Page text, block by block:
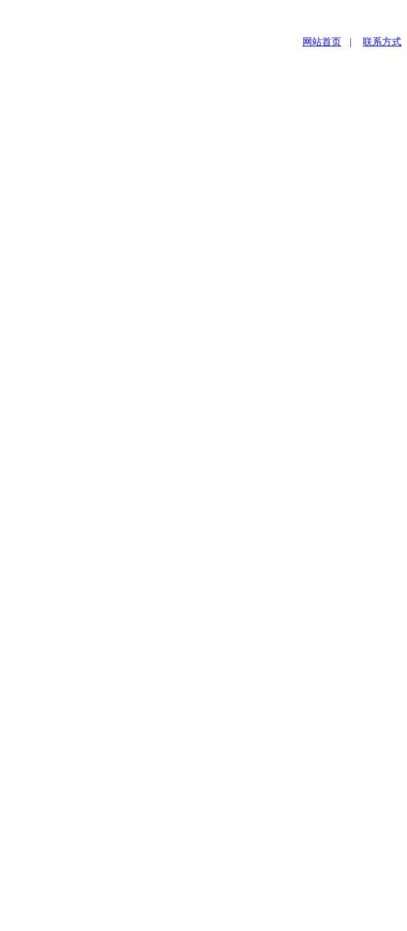
网站首页 联系方式